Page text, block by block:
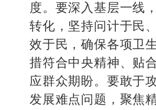
度。要深入基层一线
转化，坚持问计于民
效于民，确保各项卫
措符合中央精神、贴
应群众期盼。要敢于
发展难点问题，聚焦